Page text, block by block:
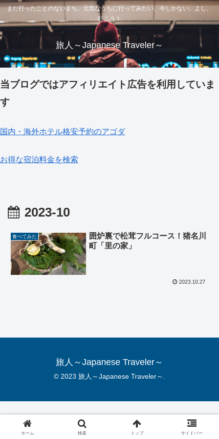
まだ行ったことのないまち。元気なうちに行ってみたい。今しかない。よし、
行こう！
旅人～Japanese Traveler～
当ブログではアフィリエイト広告を利用していま
す
国内・海外ホテル格安予約のアゴダ
お得な宿泊料金を検索
2023-10
食べてみた
囲炉裏で松茸フルコース！猪名川
町「里の家」
2023.10.27
旅人～Japanese Traveler～
© 2023 旅人～Japanese Traveler～.
ホーム 検索 トップ サイドバー